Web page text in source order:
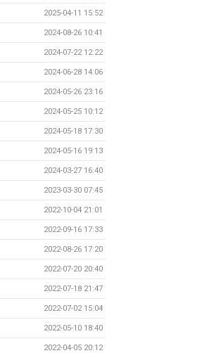
2025-04-11 15:52
2024-08-26 10:41
2024-07-22 12:22
2024-06-28 14:06
2024-05-26 23:16
2024-05-25 10:12
2024-05-18 17:30
2024-05-16 19:13
2024-03-27 16:40
2023-03-30 07:45
2022-10-04 21:01
2022-09-16 17:33
2022-08-26 17:20
2022-07-20 20:40
2022-07-18 21:47
2022-07-02 15:04
2022-05-10 18:40
2022-04-05 20:12